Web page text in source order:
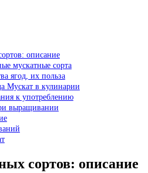
описание
мускатные сорта
ягод, их польза
Мускат в кулинарии
к употреблению
выращивании
сортов: описание